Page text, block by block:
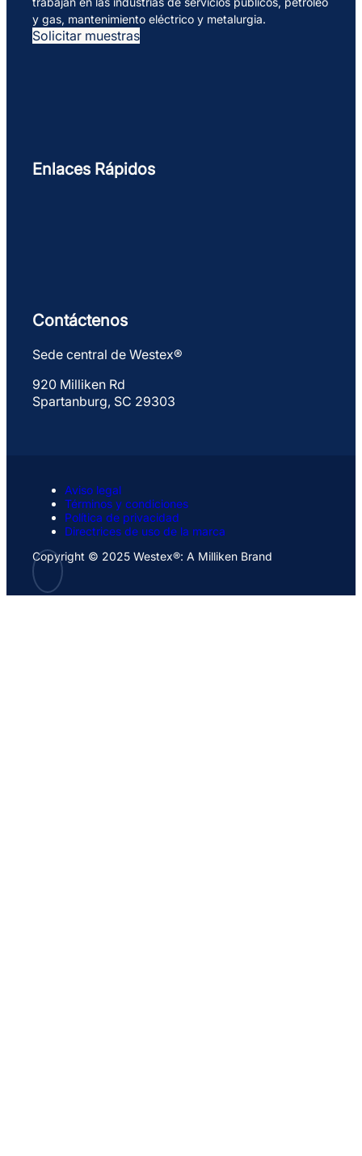
y gas, mantenimiento eléctrico y metalurgia.
Solicitar muestras
Enlaces Rápidos
Contáctenos
Sede central de Westex®
920 Milliken Rd
Spartanburg, SC 29303
Aviso legal
Términos y condiciones
Política de privacidad
Directrices de uso de la marca
Copyright © 2025 Westex®: A Milliken Brand